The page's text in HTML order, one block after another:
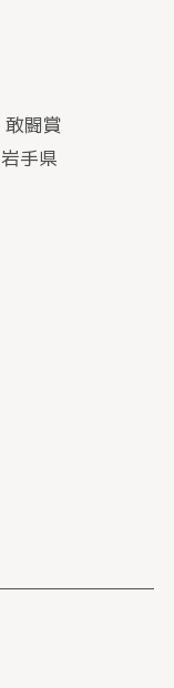
敢闘賞
岩手県